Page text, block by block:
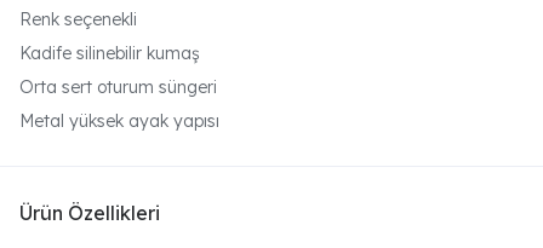
Renk seçenekli
Kadife silinebilir kumaş
Orta sert oturum süngeri
Metal yüksek ayak yapısı
Ürün Özellikleri